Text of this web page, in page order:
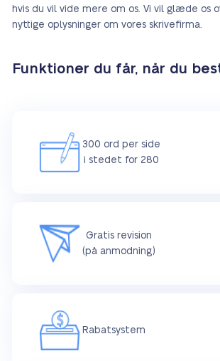
hvis du vil vide mere om os. Vi vil glæde os
nyttige oplysninger om vores skrivefirma.
Funktioner du får, når du
300 ord per side
i stedet for 280
Gratis revision
(på anmodning)
Rabatsystem